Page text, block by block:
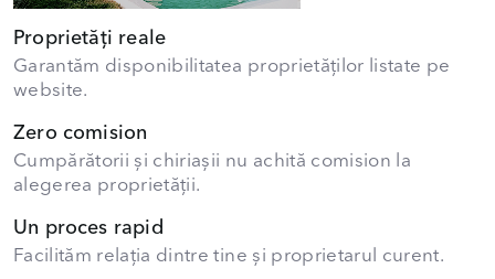
Proprietăți reale
Garantăm disponibilitatea proprietăților listate pe
website.
Zero comision
Cumpărătorii și chiriașii nu achită comision la
alegerea proprietății.
Un proces rapid
Facilităm relația dintre tine și proprietarul curent.